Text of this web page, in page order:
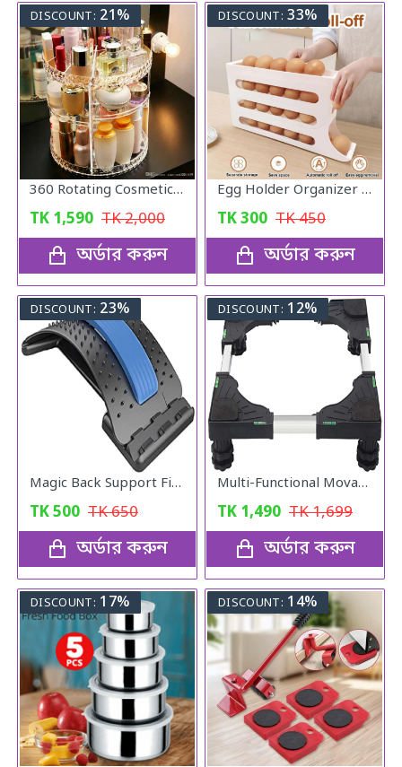
DISCOUNT: 21%
360 Rotating Cosmetic Organizer
TK 1,590 TK2,000
অর্ডার করুন
DISCOUNT: 33%
Egg Holder Organizer for Refrigerator
TK300 TK450
অর্ডার করুন
DISCOUNT: 23%
Magic Back Support Five Minutes ADay
TK500 TK650
অর্ডার করুন
DISCOUNT: 12%
Multi-Functional Movable Adjustable Base
TK 1,490 TK1,699
অর্ডার করুন
DISCOUNT: 17% DISCOUNT: 14%